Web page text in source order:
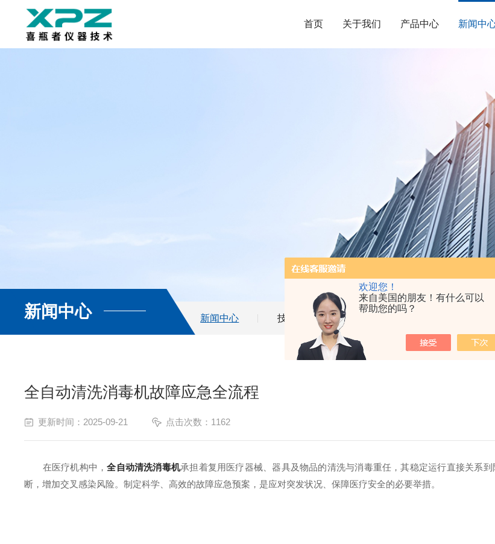
欢迎您！
来自美国的朋友！有什么可以
帮助您的吗？
首页 关于我们 产品中心 新闻中
新闻中心 新闻中心 技术文章
全自动清洗消毒机故障应急全流程
更新时间：2025-09-21 点击次数：1162
在医疗机构中，全自动清洗消毒机承担着复用医疗器械、器具及物品的清洗与消毒重任，其稳定运行直接关系
断，增加交叉感染风险。制定科学、高效的故障应急预案，是应对突发状况、保障医疗安全的必要举措。